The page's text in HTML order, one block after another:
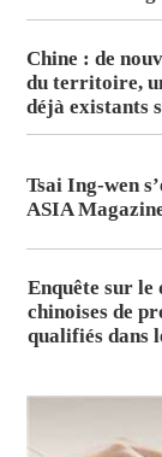
Chine : de
du territoire,
déjà existants
Tsai Ing-wen
ASIA
Enquête sur le
chinoises de
qualifiés dans